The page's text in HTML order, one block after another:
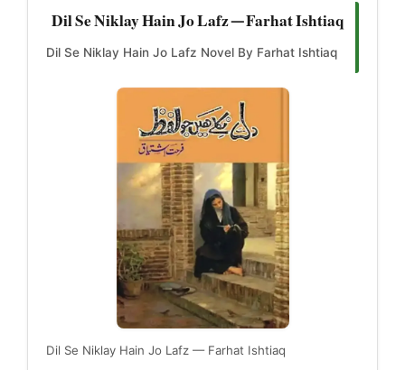
Dil Se Niklay Hain Jo Lafz — Farhat Ishtiaq
Dil Se Niklay Hain Jo Lafz Novel By Farhat Ishtiaq
Dil Se Niklay Hain Jo Lafz — Farhat Ishtiaq